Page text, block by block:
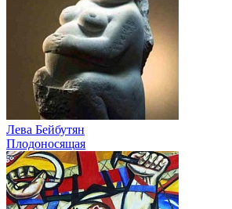
Лева Бейбутян
Плодоносящая